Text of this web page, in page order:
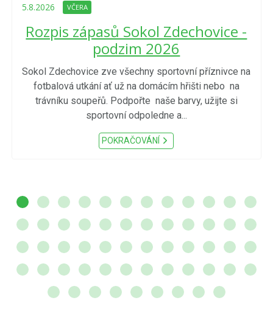
5.8.2026 VČERA
Rozpis zápasů Sokol Zdechovice -
podzim 2026
Sokol Zdechovice zve všechny sportovní příznivce na
fotbalová utkání ať už na domácím hřišti nebo na
trávníku soupeřů. Podpořte naše barvy, užijte si
sportovní odpoledne a...
POKRAČOVÁNÍ